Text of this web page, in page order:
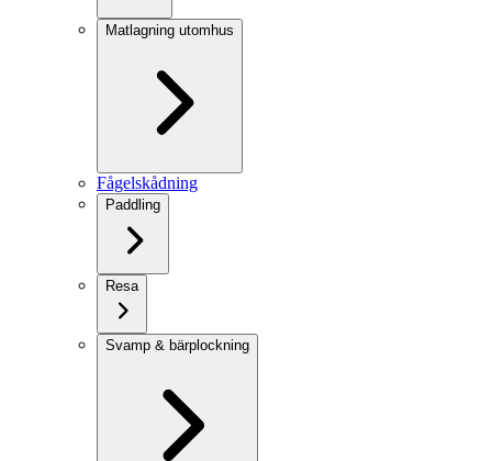
Matlagning utomhus
Fågelskådning
Paddling
Resa
Svamp & bärplockning